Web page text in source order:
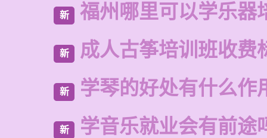
新 福州哪里可以学乐器
新 成人古筝培训班收费
新 学琴的好处有什么作
新 学音乐就业会有前途